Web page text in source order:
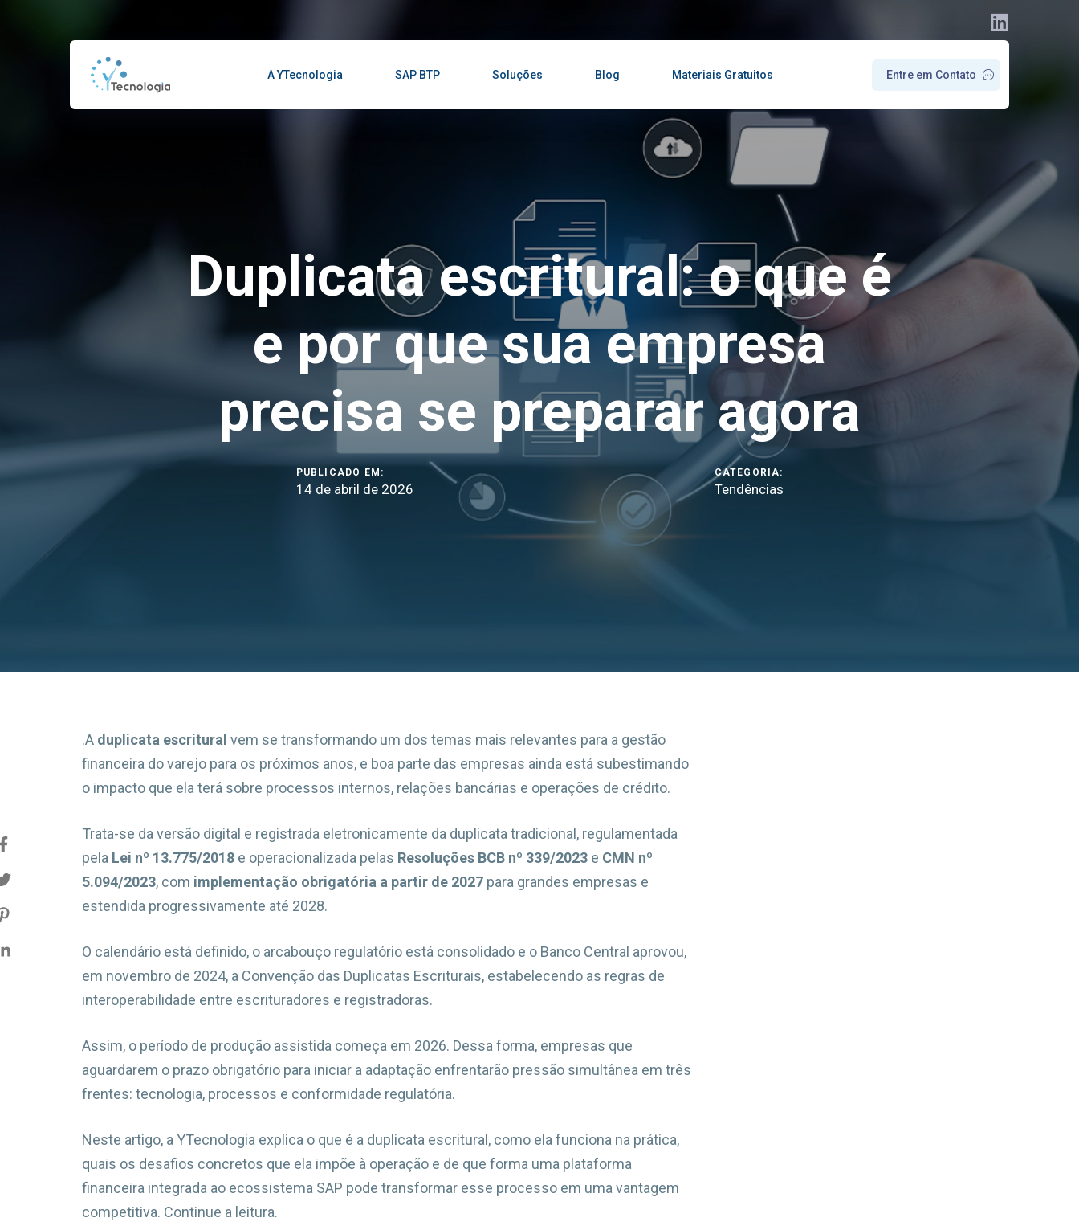
A YTecnologia SAP BTP Soluções Blog Materiais Gratuitos Entre em Contato
Duplicata escritural: o que é
e por que sua empresa
precisa se preparar agora
PUBLICADO EM:
14 de abril de 2026
CATEGORIA:
Tendências
.A duplicata escritural vem se transformando um dos temas mais relevantes para a gestão
financeira do varejo para os próximos anos, e boa parte das empresas ainda está subestimando
o impacto que ela terá sobre processos internos, relações bancárias e operações de crédito.
Trata-se da versão digital e registrada eletronicamente da duplicata tradicional, regulamentada
pela Lei nº 13.775/2018 e operacionalizada pelas Resoluções BCB nº 339/2023 e CMN nº
5.094/2023, com implementação obrigatória a partir de 2027 para grandes empresas e
estendida progressivamente até 2028.
O calendário está definido, o arcabouço regulatório está consolidado e o Banco Central aprovou,
em novembro de 2024, a Convenção das Duplicatas Escriturais, estabelecendo as regras de
interoperabilidade entre escrituradores e registradoras.
Assim, o período de produção assistida começa em 2026. Dessa forma, empresas que
aguardarem o prazo obrigatório para iniciar a adaptação enfrentarão pressão simultânea em três
frentes: tecnologia, processos e conformidade regulatória.
Neste artigo, a YTecnologia explica o que é a duplicata escritural, como ela funciona na prática,
quais os desafios concretos que ela impõe à operação e de que forma uma plataforma
financeira integrada ao ecossistema SAP pode transformar esse processo em uma vantagem
competitiva. Continue a leitura.